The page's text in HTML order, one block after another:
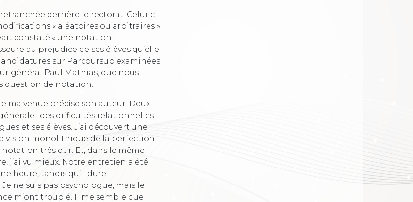
derrière le rectorat. Celui-ci
« aléatoires ou arbitraires »
constaté « une notation
au préjudice de ses élèves qu’elle
sur Parcoursup examinées
général Paul Mathias, que nous
question de notation.
ma venue précise son auteur. Deux
: des difficultés relationnelles
et ses élèves. J’ai découvert une
vision monolithique de la perfection
notation très dur. Et, dans le même
j’ai vu mieux. Notre entretien a été
heure, tandis qu’il dure
ne suis pas psychologue, mais le
m’ont troublé. Il me semble que